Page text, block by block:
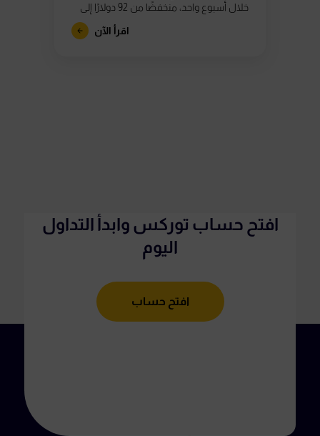
خلال أسبوع واحد، منخفضًا من 92 دولارًا إلى
ما دون 80 دولارًا، بعد تقارير تشير إلى اقتراب
اقرأ الآن
افتح حساب توركس وابدأ التداول
اليوم
افتح حساب